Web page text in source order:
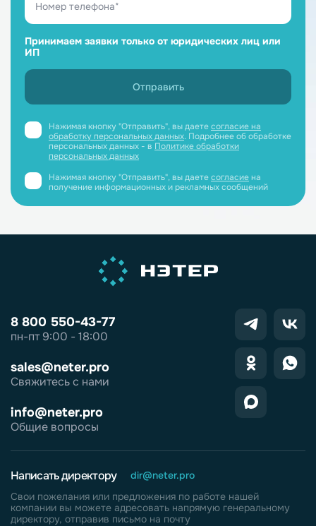
Принимаем заявки только от юридических лиц или
ИП
Нажимая кнопку "Отправить", вы даетесогласие на
обработку персональных данных. Подробнее об обработке
персональных данных - в Политике обработки
персональных данных
Нажимая кнопку "Отправить", вы даетесогласиена
получение информационных и рекламных сообщений
8 800 550-43-77
пн-пт 9:00 - 18:00
sales@neter.pro
Свяжитесь с нами
info@neter.pro
Общие вопросы
Написать директору
dir@neter.pro
Свои пожелания или предложения по работе нашей
компании вы можете адресовать напрямую генеральному
директору, отправив письмо на почту